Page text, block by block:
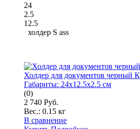
24
2.5
12.5
холдер S ass
Холдер для документов черный
Габариты: 24x12.5x2.5 см
(0)
2 740 Руб.
Вес.: 0.15 кг
В сравнение